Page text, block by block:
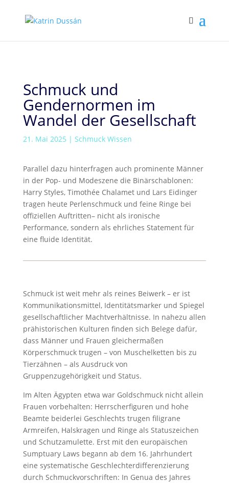
Schmuck und
Gendernormen im
Wandel der Gesellschaft
21. Mai 2025 | Schmuck Wissen
Parallel dazu hinterfragen auch prominente Männer
in der Pop- und Modeszene die Binärschablonen:
Harry Styles, Timothée Chalamet und Lars Eidinger
tragen heute Perlenschmuck und feine Ringe bei
offiziellen Auftritten– nicht als ironische
Performance, sondern als ehrliches Statement für
eine fluide Identität.
Schmuck ist weit mehr als reines Beiwerk – er ist
Kommunikationsmittel, Identitätsmarker und Spiegel
gesellschaftlicher Machtverhältnisse. In nahezu allen
prähistorischen Kulturen finden sich Belege dafür,
dass Männer und Frauen gleichermaßen
Körperschmuck trugen – von Muschelketten bis zu
Tierzähnen – als Ausdruck von
Gruppenzugehörigkeit und Status.
Im Alten Ägypten etwa war Goldschmuck nicht allein
Frauen vorbehalten: Herrscher­figuren und hohe
Beamte beiderlei Geschlechts trugen filigrane
Armreifen, Halskragen und Ringe als Statuszeichen
und Schutzamulette. Erst mit den europäischen
Sumptuary Laws begann ab dem 16. Jahrhundert
eine systematische Geschlechterdifferenzierung
durch Schmuckvorschriften: In Genua des Jahres